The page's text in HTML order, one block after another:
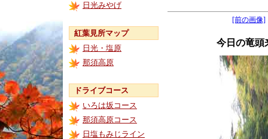
日光みやげ
紅葉見所マップ
日光・塩原
那須高原
ドライブコース
いろは坂コース
那須高原コース
日塩もみじライン
[前の画像]
今日の竜頭